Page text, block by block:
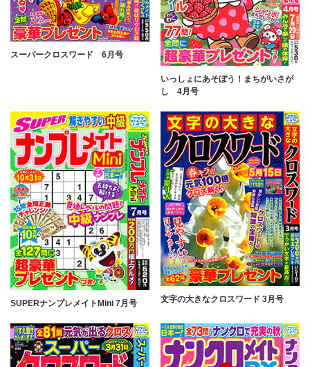
スーパークロスワード 6月号
いっしょにあそぼう！まちがいさが
し 4月号
SUPERナンプレメイトMini 7月号 文字の大きなクロスワード 3月号